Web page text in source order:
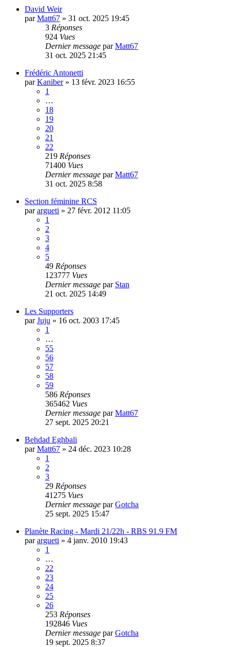
David Weir
parMatt67 » 31 oct. 2025 19:45
3 Réponses
924 Vues
Dernier message parMatt67
31 oct. 2025 21:45
Frédéric Antonetti
parKaniber» 13 févr. 2023 16:55
1
…
18
19
20
21
22
219 Réponses
71400 Vues
Dernier message parMatt67
31 oct. 2025 8:58
Section féminine RCS
parargueti » 27 févr. 2012 11:05
1
2
3
4
5
49 Réponses
123777 Vues
Dernier message par Stan
21 oct. 2025 14:49
Les Supporters
parJuju » 16 oct. 2003 17:45
1
…
55
56
57
58
59
586 Réponses
365462 Vues
Dernier message parMatt67
27 sept. 2025 20:21
Behdad Eghbali
parMatt67 » 24 déc. 2023 10:28
1
2
3
29 Réponses
41275 Vues
Dernier message parGotcha
25 sept. 2025 15:47
Planète Racing - Mardi 21/22h - RBS 91.9 FM
parargueti » 4 janv. 2010 19:43
1
…
22
23
24
25
26
253 Réponses
192846 Vues
Dernier message parGotcha
19 sept. 2025 8:37